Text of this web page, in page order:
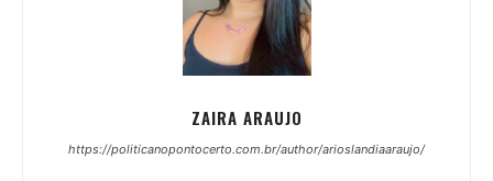
ZAIRA ARAUJO
https://politicanopontocerto.com.br/author/arioslandiaaraujo/